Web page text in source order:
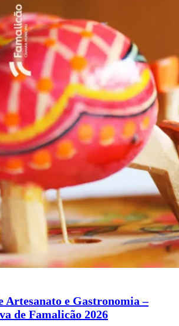
Artesanato e Gastronomia –
de Famalicão 2026